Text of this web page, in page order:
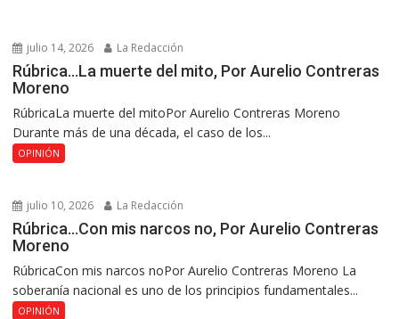
julio 14, 2026 La Redacción
Rúbrica…La muerte del mito, Por Aurelio Contreras
Moreno
RúbricaLa muerte del mitoPor Aurelio Contreras Moreno
Durante más de una década, el caso de los...
OPINIÓN
julio 10, 2026 La Redacción
Rúbrica…Con mis narcos no, Por Aurelio Contreras
Moreno
RúbricaCon mis narcos noPor Aurelio Contreras Moreno La
soberanía nacional es uno de los principios fundamentales...
OPINIÓN